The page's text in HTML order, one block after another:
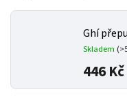
Ghí
Skladem
446 Kč